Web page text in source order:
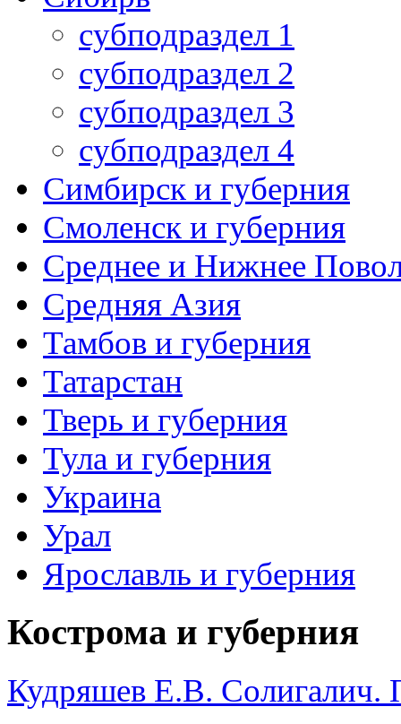
субподраздел 1
субподраздел 2
субподраздел 3
субподраздел 4
Симбирск и губерния
Смоленск и губерния
Среднее и Нижнее
Средняя Азия
Тамбов и губерния
Татарстан
Тверь и губерния
Тула и губерния
Украина
Урал
Ярославль и губерния
Кострома и губерния
Кудряшев Е.В. Солигалич.